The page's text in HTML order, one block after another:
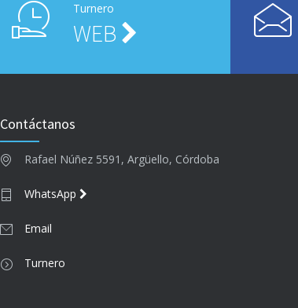
Turnero
WEB
Contáctanos
Rafael Núñez 5591, Argüello, Córdoba
WhatsApp
Email
Turnero